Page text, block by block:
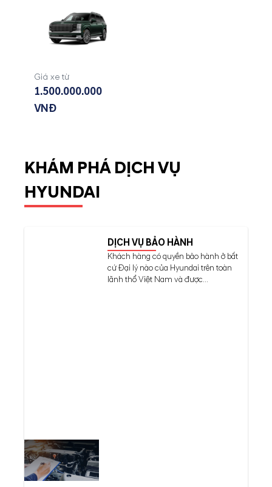
Giá xe từ
1.500.000.000
VNĐ
KHÁM PHÁ DỊCH VỤ
HYUNDAI
DỊCH VỤ BẢO HÀNH
Khách hàng có quyền bảo hành ở bất
cứ Đại lý nào của Hyundai trên toàn
lãnh thổ Việt Nam và được...